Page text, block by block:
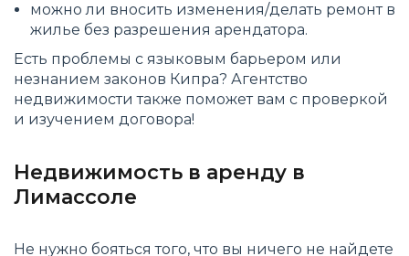
можно ли вносить изменения/делать ремонт в
жилье без разрешения арендатора.
Есть проблемы с языковым барьером или
незнанием законов Кипра? Агентство
недвижимости также поможет вам с проверкой
и изучением договора!
Недвижимость в аренду в
Лимассоле
Не нужно бояться того, что вы ничего не найдете